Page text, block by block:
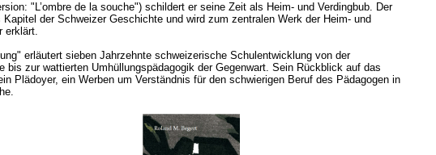
"L’ombre de la souche") schildert er seine Zeit als Heim- und Verdingbub. Der
der Schweizer Geschichte und wird zum zentralen Werk der Heim- und
erklärt.
erläutert sieben Jahrzehnte schweizerische Schulentwicklung von der
bis zur wattierten Umhüllungspädagogik der Gegenwart. Sein Rückblick auf das
Plädoyer, ein Werben um Verständnis für den schwierigen Beruf des Pädagogen in